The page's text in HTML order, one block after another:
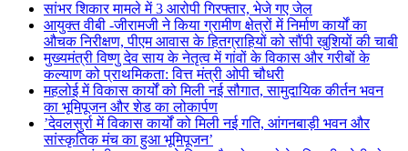
सांभर शिकार मामले में 3 आरोपी गिरफ्तार, भेजे गए जेल
आयुक्त वीबी -जीरामजी ने किया ग्रामीण क्षेत्रों में निर्माण कार्यों का
औचक निरीक्षण, पीएम आवास के हितग्राहियों को सौंपी खुशियों की चाबी
मुख्यमंत्री विष्णु देव साय के नेतृत्व में गांवों के विकास और गरीबों के
कल्याण को प्राथमिकता: वित्त मंत्री ओपी चौधरी
महलोई में विकास कार्यों को मिली नई सौगात, सामुदायिक कीर्तन भवन
का भूमिपूजन और शेड का लोकार्पण
’देवलसुर्रा में विकास कार्यों को मिली नई गति, आंगनबाड़ी भवन और
सांस्कृतिक मंच का हुआ भूमिपूजन’